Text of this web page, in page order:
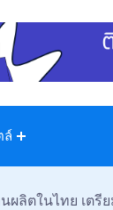
ล์
ผลิตในไทย เตรี